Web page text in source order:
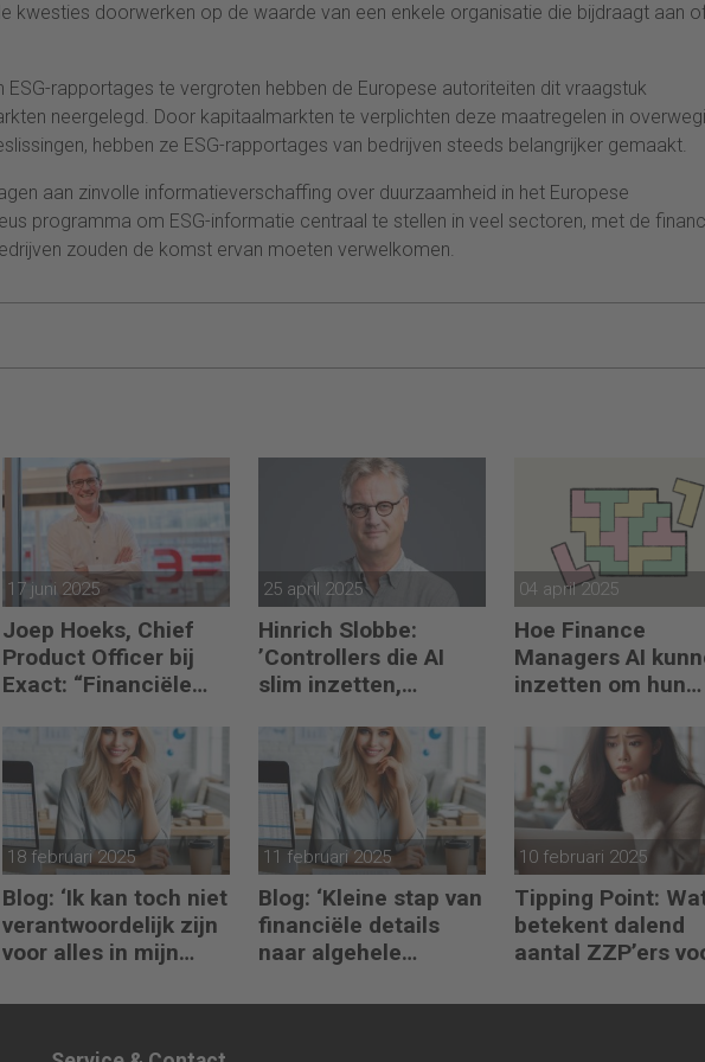
kwesties doorwerken op de waarde van een enkele organisatie die bijdraagt aan
ESG-rapportages te vergroten hebben de Europese autoriteiten dit vraagstuk
neergelegd. Door kapitaalmarkten te verplichten deze maatregelen in
hebben ze ESG-rapportages van bedrijven steeds belangrijker gemaakt.
aan zinvolle informatieverschaffing over duurzaamheid in het Europese
programma om ESG-informatie centraal te stellen in veel sectoren, met de
zouden de komst ervan moeten verwelkomen.
17 juni 2025
Joep Hoeks, Chief
Product Officer bij
Exact: “Financiële
volop profiteren van
AI”
25 april 2025
Hinrich Slobbe: ​​
’Controllers die AI
slim inzetten,
die dat niet doen’
04 april 2025
Hoe Finance
Managers AI
inzetten om hun
18 februari 2025
Blog: ‘Ik kan toch niet
verantwoordelijk zijn
voor alles in mijn
11 februari 2025
Blog: ‘Kleine stap van
financiële details
naar algehele
10 februari 2025
Tipping Point:
betekent dalend
aantal ZZP’ers